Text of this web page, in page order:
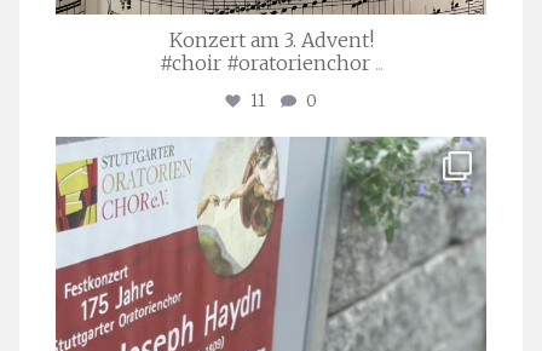
Konzert am 3. Advent!
#choir #oratorienchor ...
11 0
stuttgarter_oratorienchor
Juli 23